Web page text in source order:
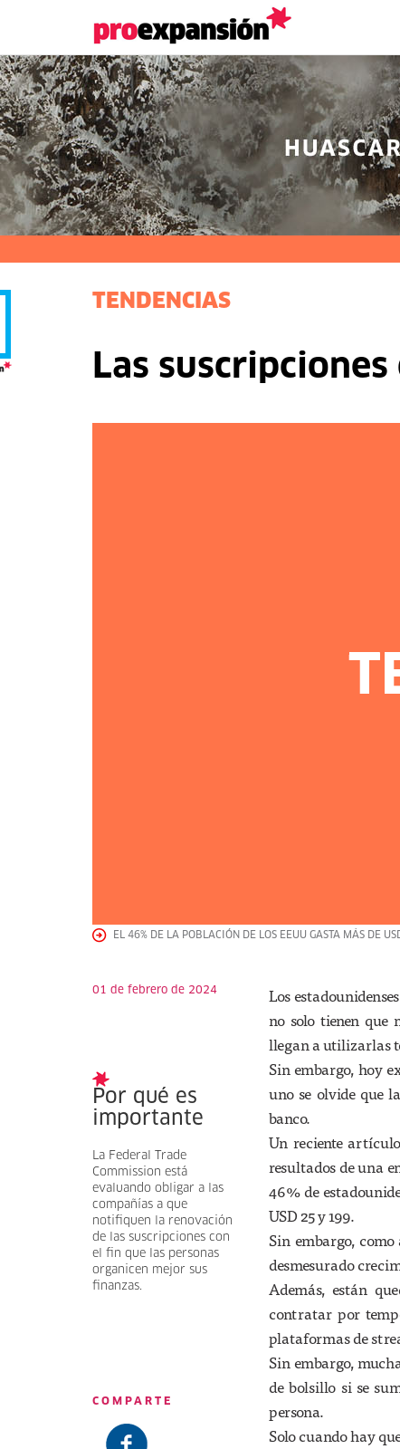
TENDENCIAS
Las
EL 46% DE LA POBLACIÓN DE LOS EEUU GASTA MÁS DE
01 de febrero de 2024
Por qué es
importante
La Federal Trade
Commission está
evaluando obligar a las
compañías a que
notifiquen la renovación
de las suscripciones con
el fin que las personas
organicen mejor sus
finanzas.
COMPARTE
Los
no solo tienen que
llegan a utilizarlas
Sin embargo, hoy
uno se olvide que
banco.
Un reciente
resultados de una
46% de
USD 25 y 199.
Sin embargo,
desmesurado
Además, están
contratar por
plataformas de
Sin embargo,
de bolsillo si se
persona.
Solo cuando hay